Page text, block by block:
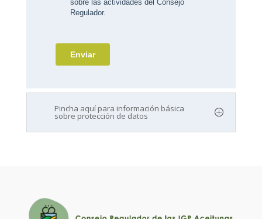
Pincha aquí para información básica
sobre protección de datos